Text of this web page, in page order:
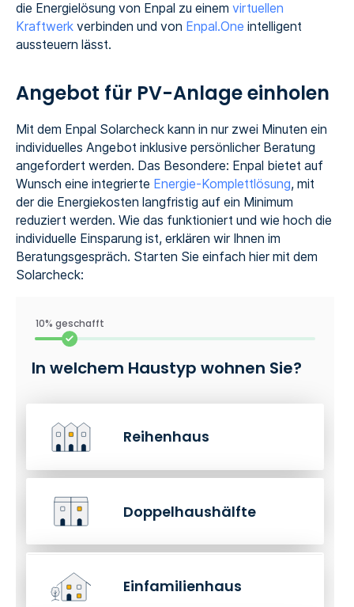
die Energielösung von Enpal zu einem virtuellen
Kraftwerkverbinden und von Enpal.One intelligent
aussteuern lässt.
Angebot für PV-Anlage einholen
Mit dem Enpal Solarcheck kann in nur zwei Minuten ein
individuelles Angebot inklusive persönlicher Beratung
angefordert werden. Das Besondere: Enpal bietet auf
Wunsch eine integrierte Energie-Komplettlösung, mit
der die Energiekosten langfristig auf ein Minimum
reduziert werden. Wie das funktioniert und wie hoch die
individuelle Einsparung ist, erklären wir Ihnen im
Beratungsgespräch. Starten Sie einfach hier mit dem
Solarcheck:
10% geschafft
In welchem Haustyp wohnen Sie?
Reihenhaus
Doppelhaushälfte
Einfamilienhaus